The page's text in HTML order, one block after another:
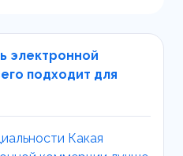
электронной
подходит для